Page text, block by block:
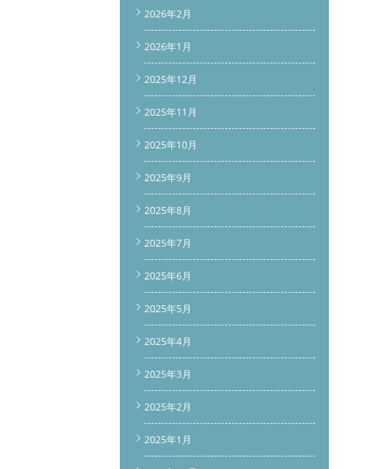
2026年2月
2026年1月
2025年12月
2025年11月
2025年10月
2025年9月
2025年8月
2025年7月
2025年6月
2025年5月
2025年4月
2025年3月
2025年2月
2025年1月